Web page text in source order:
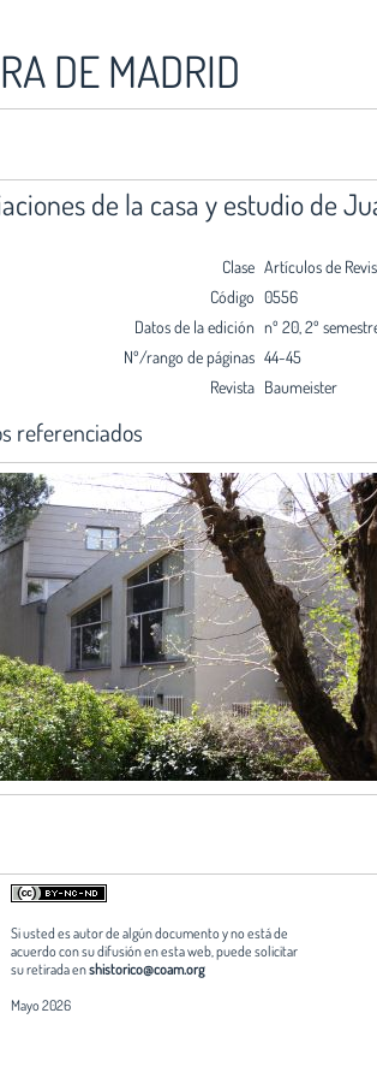
DE MADRID
de la casa y estudio de
Clase Artículos de
Código 0556
Datos de la edición nº 20, 2º
Nº/rango de páginas 44-45
Revista Baumeister
referenciados
Si usted es autor de algún documento y no está de
acuerdo con su difusión en esta web, puede solicitar
su retirada enshistorico@coam.org
Mayo 2026